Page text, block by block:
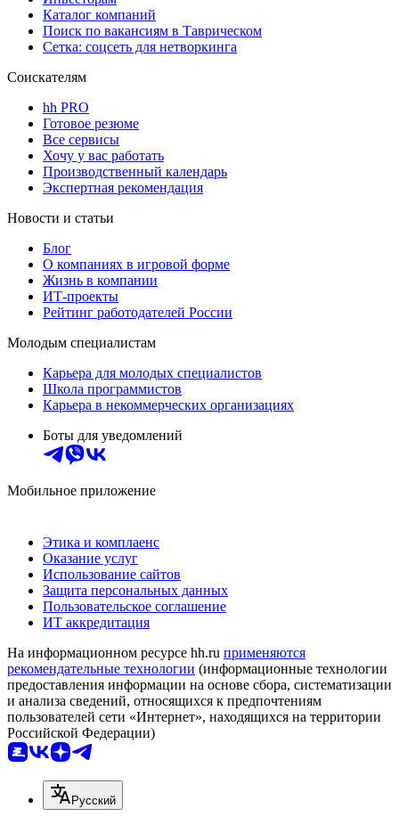
Каталог компаний
Поиск по вакансиям в Таврическом
Сетка: соцсеть для нетворкинга
Соискателям
hh PRO
Готовое резюме
Все сервисы
Хочу у вас работать
Производственный календарь
Экспертная рекомендация
Новости и статьи
Блог
О компаниях в игровой форме
Жизнь в компании
ИТ-проекты
Рейтинг работодателей России
Молодым специалистам
Карьера для молодых специалистов
Школа программистов
Карьера в некоммерческих организациях
Боты для уведомлений
Мобильное приложение
Этика и комплаенс
Оказание услуг
Использование сайтов
Защита персональных данных
Пользовательское соглашение
ИТ аккредитация
На информационном ресурсе hh.ru применяются
рекомендательные технологии (информационные технологии
предоставления информации на основе сбора, систематизации
и анализа сведений, относящихся к предпочтениям
пользователей сети «Интернет», находящихся на территории
Российской Федерации)
Русский